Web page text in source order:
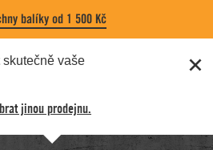
balíky od 1 500 Kč
skutečně vaše
jinou prodejnu.